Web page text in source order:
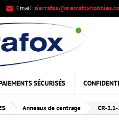
Email:
SÉCURISÉS
Anneaux de centrage CR-